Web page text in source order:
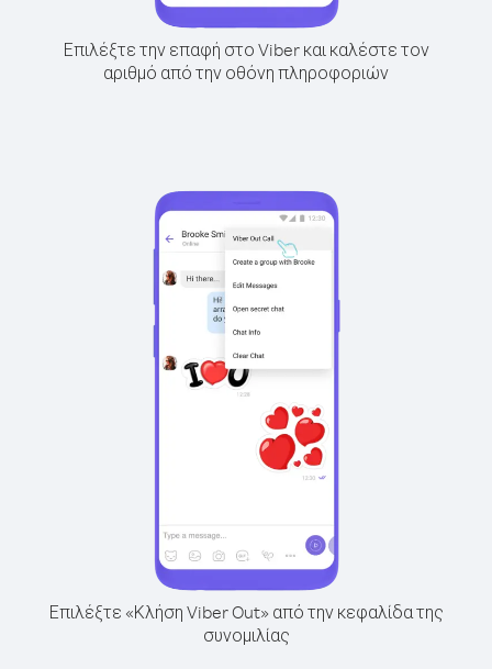
Επιλέξτε την επαφή στο Viber και καλέστε τον
αριθμό από την οθόνη πληροφοριών
Επιλέξτε «Κλήση Viber Out» από την κεφαλίδα της
συνομιλίας